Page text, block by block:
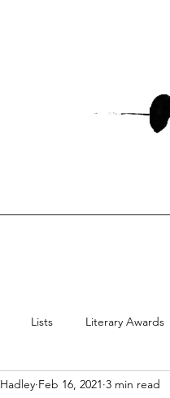
Lists Literary Awards
Hadley Feb 16, 2021 3 min read